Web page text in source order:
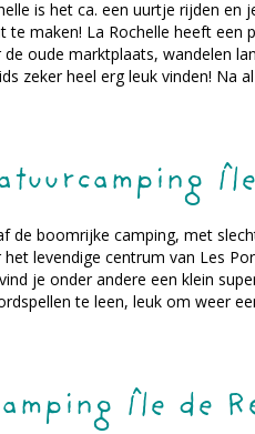
is het ca. een uurtje rijden
te maken! La Rochelle heeft een
de oude marktplaats, wandelen
zeker heel erg leuk vinden! Na
de boomrijke camping, met
het levendige centrum van Les
je onder andere een klein
te leen, leuk om weer
Île de